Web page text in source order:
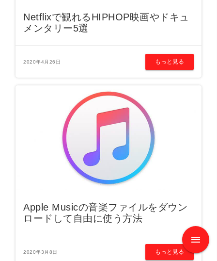
Netflixで観れるHIPHOP映画やドキュ
メンタリー5選
2020年4月26日 もっと見る
Apple Musicの音楽ファイルをダウン
ロードして自由に使う方法
2020年3月8日 もっと見る